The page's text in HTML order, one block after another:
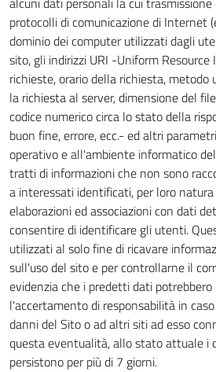
protocolli di comunicazione di Internet
dominio dei computer utilizzati dagli
sito, gli indirizzi URI -Uniform
richieste, orario della richiesta,
la richiesta al server, dimensione del
codice numerico circa lo stato della
buon fine, errore, ecc.- ed altri
operativo e all'ambiente informatico
tratti di informazioni che non sono
a interessati identificati, per loro
elaborazioni ed associazioni con dati
consentire di identificare gli utenti.
utilizzati al solo fine di ricavare
sull'uso del sito e per controllarne il
evidenzia che i predetti dati
l'accertamento di responsabilità in
danni del Sito o ad altri siti ad esso
questa eventualità, allo stato attuale i
persistono per più di 7 giorni.